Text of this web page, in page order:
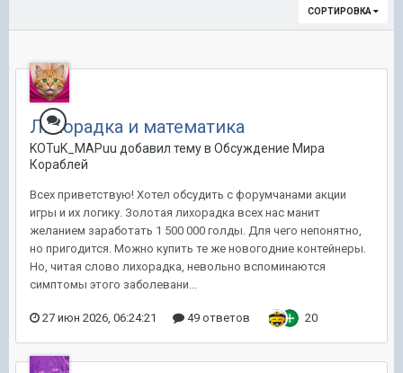
СОРТИРОВКА
Лихорадка и математика
KOTuK_MAPuu добавил тему в Обсуждение Мира
Кораблей
Всех приветствую! Хотел обсудить с форумчанами акции
игры и их логику. Золотая лихорадка всех нас манит
желанием заработать 1 500 000 голды. Для чего непонятно,
но пригодится. Можно купить те же новогодние контейнеры.
Но, читая слово лихорадка, невольно вспоминаются
симптомы этого заболевани...
27 июн 2026, 06:24:21 49 ответов 20